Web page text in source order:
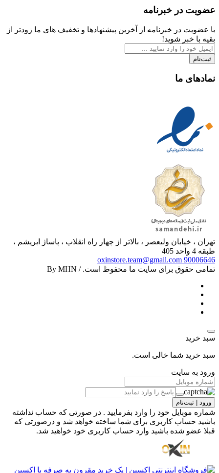
عضویت در خبرنامه
با عضویت در خبرنامه از آخرین پیشنهادها و تخفیف های ما زودتر از
بقیه با خبر شوید!
ثبت‌نام
نمادهای ما
تهران ، خیابان ولیعصر ، بالاتر از چهار راه انقلاب ، پاساژ ابریشم ،
طبقه 4 واحد 405
90006646
oxinstore.team@gmail.com
تمامی حقوق برای سایت ما محفوظ است. / By MHN
سبد خرید
سبد خرید شما خالی است.
ورود به سایت
ورود | ثبت‌نام
شماره موبایل خود را وارد بفرمایید . در صورتی که حساب نداشته
باشید حساب کاربری برای شما ساخته خواهد شد و درصورتی که
قبلا عضو شده باشید وارد حساب کاربری خود خواهید شد.